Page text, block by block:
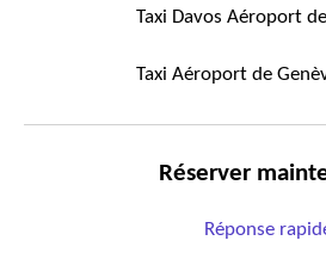
Taxi Davos Aéroport
Taxi Aéroport de
Réserver
Réponse